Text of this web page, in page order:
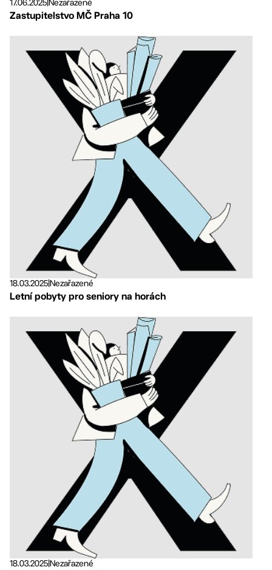
17.06.2025 Nezařazené
Zastupitelstvo MČ Praha 10
18.03.2025|Nezařazené
Letní pobyty pro seniory na horách
18.03.2025Nezařazené